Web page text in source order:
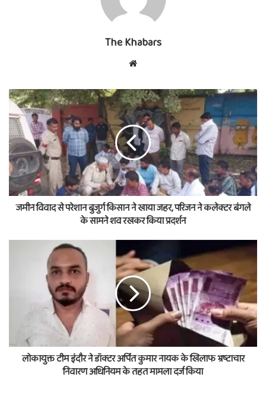
The Khabars
Website
जमीन विवाद से परेशान बुजुर्ग किसान ने खाया जहर, परिजन ने कलेक्टर बंगले
के सामने शव रखकर किया प्रदर्शन
लोकायुक्त टीम इंदौर ने डॉक्टर अर्पित कुमार नायक के खिलाफ भ्रष्टाचार
निवारण अधिनियम के तहत मामला दर्ज किया